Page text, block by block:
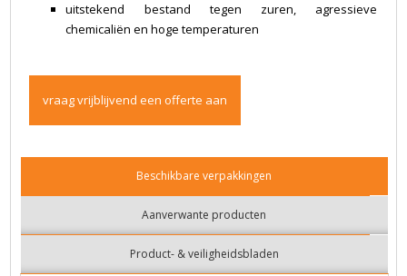
uitstekend bestand tegen zuren, agressieve
chemicaliën en hoge temperaturen
vraag vrijblijvend een offerte aan
Beschikbare verpakkingen
Aanverwante producten
Product- & veiligheidsbladen